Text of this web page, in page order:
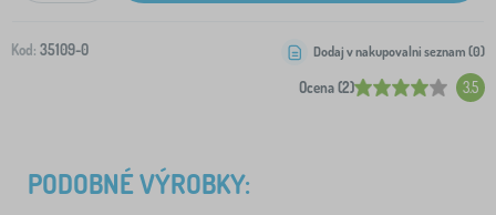
Kod: 35109-0
Ocena (2) 3.5
Dodaj v nakupovalni seznam (0)
PODOBNÉ VÝROBKY: